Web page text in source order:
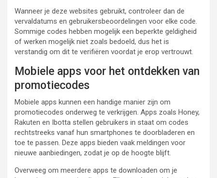
Wanneer je deze websites gebruikt, controleer dan de
vervaldatums en gebruikersbeoordelingen voor elke code.
Sommige codes hebben mogelijk een beperkte geldigheid
of werken mogelijk niet zoals bedoeld, dus het is
verstandig om dit te verifiëren voordat je erop vertrouwt.
Mobiele apps voor het ontdekken van
promotiecodes
Mobiele apps kunnen een handige manier zijn om
promotiecodes onderweg te verkrijgen. Apps zoals Honey,
Rakuten en Ibotta stellen gebruikers in staat om codes
rechtstreeks vanaf hun smartphones te doorbladeren en
toe te passen. Deze apps bieden vaak meldingen voor
nieuwe aanbiedingen, zodat je op de hoogte blijft.
Overweeg om meerdere apps te downloaden om je